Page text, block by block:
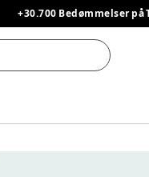
+30.700 Bedømmelser